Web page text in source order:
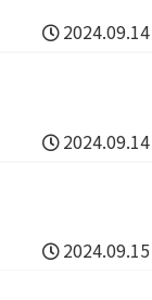
2024.09.14
2024.09.14
2024.09.15